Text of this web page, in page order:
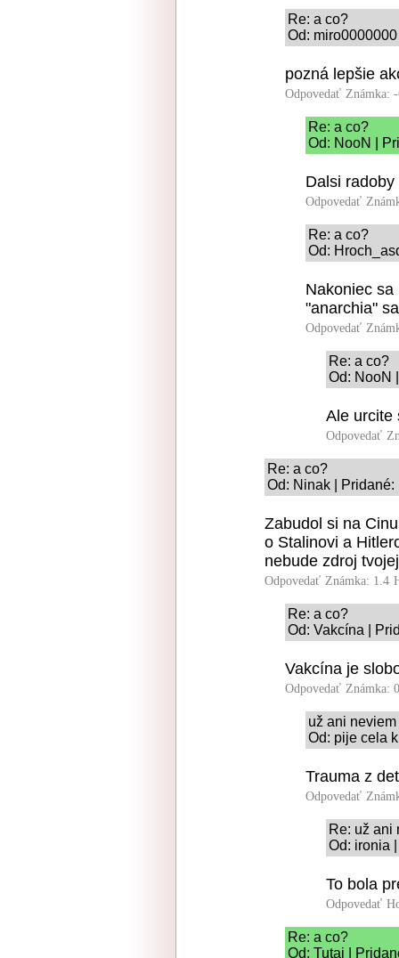
Re: a co?
Od:
pozná lepšie
Odpovedať Známka:
Re: a co?
Od: NooN |
Dalsi
Odpovedať
Re: a co?
Od:
Nakoniec
"anarchia"
Odpovedať
Re: a co?
Od: NooN
Ale urcite
Odpovedať
Re: a co?
Od: Ninak | Pridané:
Zabudol si na
o Stalinovi a
nebude zdroj
Odpovedať Známka: 1.4
Re: a co?
Od: Vakcína |
Vakcína je
Odpovedať Známka:
už ani
Od: pije cela
Trauma z
Odpovedať
Re: už ani
Od: ironia
To bola
Odpovedať
Re: a co?
Od: Tutaj |